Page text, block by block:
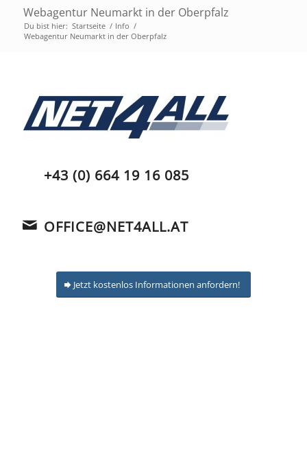
Webagentur Neumarkt in der Oberpfalz
Du bist hier: Startseite / Info /
Webagentur Neumarkt in der Oberpfalz
+43 (0) 664 19 16 085
OFFICE@NET4ALL.AT
Jetzt kostenlos Informationen anfordern!